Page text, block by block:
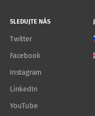
SLEDUJTE NÁS
Twitter
Facebook
Instagram
LinkedIn
YouTube